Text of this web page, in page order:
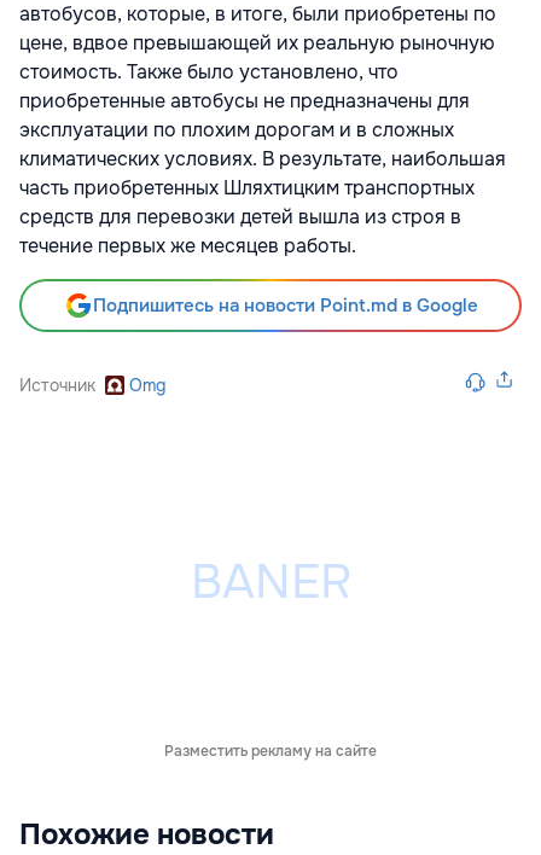
автобусов, которые, в итоге, были приобретены по
цене, вдвое превышающей их реальную рыночную
стоимость. Также было установлено, что
приобретенные автобусы не предназначены для
эксплуатации по плохим дорогам и в сложных
климатических условиях. В результате, наибольшая
часть приобретенных Шляхтицким транспортных
средств для перевозки детей вышла из строя в
течение первых же месяцев работы.
Подпишитесь на новости Point.md в Google
Источник Omg
Разместить рекламу на сайте
Похожие новости